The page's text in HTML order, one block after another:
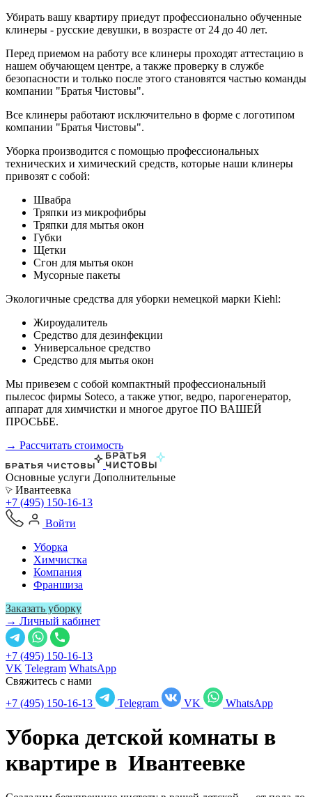
Убирать вашу квартиру приедут профессионально обученные
клинеры - русские девушки, в возрасте от 24 до 40 лет.
Перед приемом на работу все клинеры проходят аттестацию в
нашем обучающем центре, а также проверку в службе
безопасности и только после этого становятся частью команды
компании "Братья Чистовы".
Все клинеры работают исключительно в форме с логотипом
компании "Братья Чистовы".
Уборка производится с помощью профессиональных
технических и химический средств, которые наши клинеры
привозят с собой:
Швабра
Тряпки из микрофибры
Тряпки для мытья окон
Губки
Щетки
Сгон для мытья окон
Мусорные пакеты
Экологичные средства для уборки немецкой марки Kiehl:
Жироудалитель
Средство для дезинфекции
Универсальное средство
Средство для мытья окон
Мы привезем с собой компактный профессиональный
пылесос фирмы Soteco, а также утюг, ведро, парогенератор,
аппарат для химчистки и многое другое ПО ВАШЕЙ
ПРОСЬБЕ.
→ Рассчитать стоимость
Основные услуги Дополнительные
Ивантеевка
+7 (495) 150-16-13
Войти
Уборка
Химчистка
Компания
Франшиза
Заказать уборку
→ Личный кабинет
+7 (495) 150-16-13
VK Telegram WhatsApp
Свяжитесь с нами
+7 (495) 150-16-13
Telegram VK WhatsApp
Уборка детской комнаты в
квартире в Ивантеевке